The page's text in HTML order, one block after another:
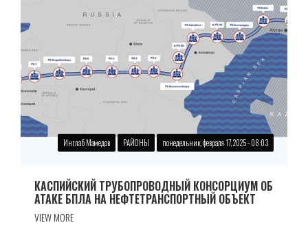
Инглаб Мамедов РАЙОНЫ понедельник, февраля 17, 2025 - 08:03
КАСПИЙСКИЙ ТРУБОПРОВОДНЫЙ КОНСОРЦИУМ ОБ
АТАКЕ БПЛА НА НЕФТЕТРАНСПОРТНЫЙ ОБЪЕКТ
VIEW MORE